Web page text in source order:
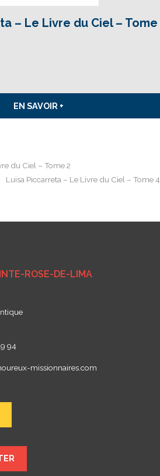
– Le Livre du Ciel – Tome
EN SAVOIR +
du Ciel – Tome 2
Luisa Piccarreta – Le Livre du Ciel – Tome
ROSE-DE-LIMA
94
missionnaires.com